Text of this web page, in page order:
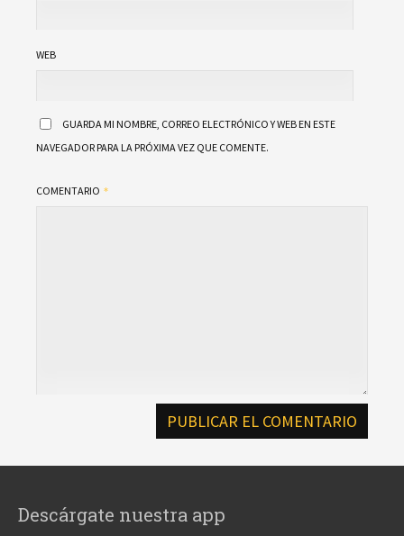
WEB
GUARDA MI NOMBRE, CORREO ELECTRÓNICO Y WEB EN ESTE
NAVEGADOR PARA LA PRÓXIMA VEZ QUE COMENTE.
COMENTARIO
Descárgate nuestra app